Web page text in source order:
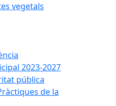
vegetals
2023-2027
pública
de la